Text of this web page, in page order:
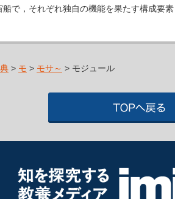
で，それぞれ独自の機能を果たす構成要
> モ > モサ～ > モジュール